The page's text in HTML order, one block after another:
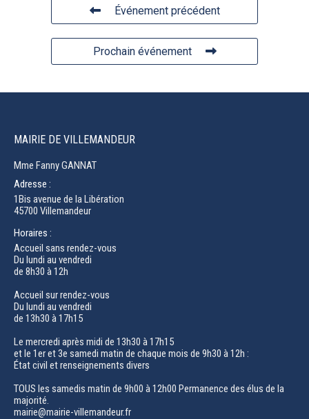
Événement précédent
Prochain événement
MAIRIE DE VILLEMANDEUR
Mme Fanny GANNAT
Adresse :
1Bis avenue de la Libération
45700 Villemandeur
Horaires :
Accueil sans rendez-vous
Du lundi au vendredi
de 8h30 à 12h
Accueil sur rendez-vous
Du lundi au vendredi
de 13h30 à 17h15
Le mercredi après midi de 13h30 à 17h15
et le 1er et 3e samedi matin de chaque mois de 9h30 à 12h :
État civil et renseignements divers
TOUS les samedis matin de 9h00 à 12h00 Permanence des élus de la
majorité.
mairie@mairie-villemandeur.fr